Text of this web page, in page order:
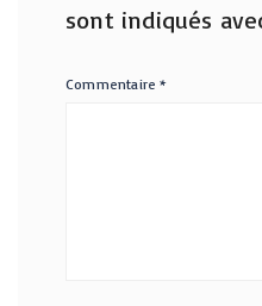
sont indiqués
Commentaire*